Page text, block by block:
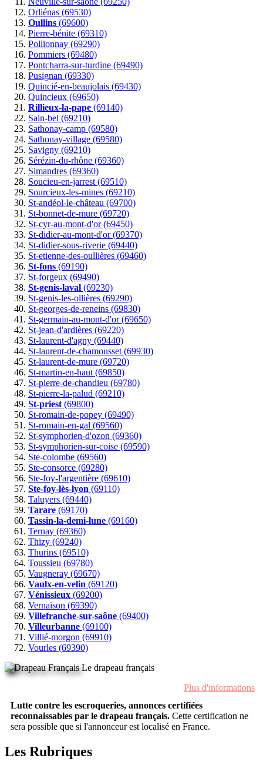
Orliénas (69530)
Oullins (69600)
Pierre-bénite (69310)
Pollionnay (69290)
Pommiers (69480)
Pontcharra-sur-turdine (69490)
Pusignan (69330)
Quincié-en-beaujolais (69430)
Quincieux (69650)
Rillieux-la-pape (69140)
Sain-bel (69210)
Sathonay-camp (69580)
Sathonay-village (69580)
Savigny (69210)
Sérézin-du-rhône (69360)
Simandres (69360)
Soucieu-en-jarrest (69510)
Sourcieux-les-mines (69210)
St-andéol-le-château (69700)
St-bonnet-de-mure (69720)
St-cyr-au-mont-d'or (69450)
St-didier-au-mont-d'or (69370)
St-didier-sous-riverie (69440)
St-etienne-des-oullières (69460)
St-fons (69190)
St-forgeux (69490)
St-genis-laval (69230)
St-genis-les-ollières (69290)
St-georges-de-reneins (69830)
St-germain-au-mont-d'or (69650)
St-jean-d'ardières (69220)
St-laurent-d'agny (69440)
St-laurent-de-chamousset (69930)
St-laurent-de-mure (69720)
St-martin-en-haut (69850)
St-pierre-de-chandieu (69780)
St-pierre-la-palud (69210)
St-priest (69800)
St-romain-de-popey (69490)
St-romain-en-gal (69560)
St-symphorien-d'ozon (69360)
St-symphorien-sur-coise (69590)
Ste-colombe (69560)
Ste-consorce (69280)
Ste-foy-l'argentière (69610)
Ste-foy-lès-lyon (69110)
Taluyers (69440)
Tarare (69170)
Tassin-la-demi-lune (69160)
Ternay (69360)
Thizy (69240)
Thurins (69510)
Toussieu (69780)
Vaugneray (69670)
Vaulx-en-velin (69120)
Vénissieux (69200)
Vernaison (69390)
Villefranche-sur-saône (69400)
Villeurbanne (69100)
Villié-morgon (69910)
Vourles (69390)
Le drapeau français
Plus d'informations
Lutte contre les escroqueries, annonces certifiées
reconnaissables par le drapeau français. Cette certification ne
sera possible que si l'annonceur est localisé en France.
Les Rubriques